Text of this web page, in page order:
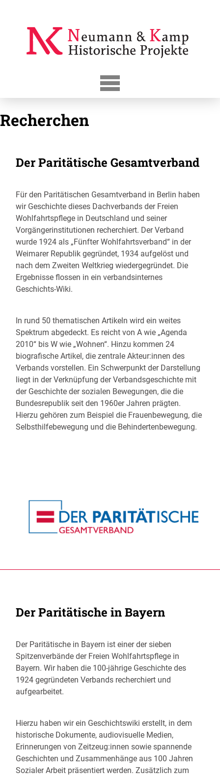
Recherchen
Der Paritätische Gesamtverband
Für den Paritätischen Gesamtverband in Berlin haben
wir Geschichte dieses Dachverbands der Freien
Wohlfahrtspflege in Deutschland und seiner
Vorgängerinstitutionen recherchiert. Der Verband
wurde 1924 als „Fünfter Wohlfahrtsverband“ in der
Weimarer Republik gegründet, 1934 aufgelöst und
nach dem Zweiten Weltkrieg wiedergegründet. Die
Ergebnisse flossen in ein verbandsinternes
Geschichts-Wiki.
In rund 50 thematischen Artikeln wird ein weites
Spektrum abgedeckt. Es reicht von A wie „Agenda
2010“ bis W wie „Wohnen“. Hinzu kommen 24
biografische Artikel, die zentrale Akteur:innen des
Verbands vorstellen. Ein Schwerpunkt der Darstellung
liegt in der Verknüpfung der Verbandsgeschichte mit
der Geschichte der sozialen Bewegungen, die die
Bundesrepublik seit den 1960er Jahren prägten.
Hierzu gehören zum Beispiel die Frauenbewegung, die
Selbsthilfebewegung und die Behindertenbewegung.
Der Paritätische in Bayern
Der Paritätische in Bayern ist einer der sieben
Spitzenverbände der Freien Wohlfahrtspflege in
Bayern. Wir haben die 100-jährige Geschichte des
1924 gegründeten Verbands recherchiert und
aufgearbeitet.
Hierzu haben wir ein Geschichtswiki erstellt, in dem
historische Dokumente, audiovisuelle Medien,
Erinnerungen von Zeitzeug:innen sowie spannende
Geschichten und Zusammenhänge aus 100 Jahren
Sozialer Arbeit präsentiert werden. Zusätzlich zum